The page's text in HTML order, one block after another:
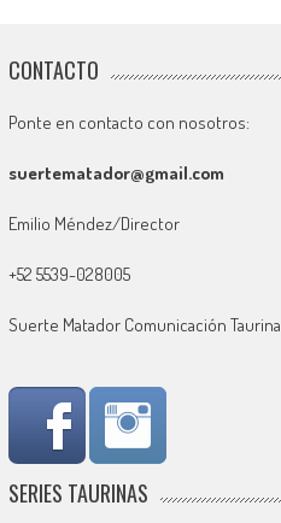
CONTACTO
Ponte en contacto con nosotros:
suertematador@gmail.com
Emilio Méndez/Director
+52 5539-028005
Suerte Matador Comunicación Taurina
SERIES TAURINAS